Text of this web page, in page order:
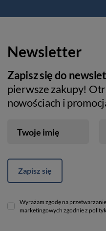
Newsletter
Zapisz się do
pierwsze zakupy!
nowościach i
Twoje imię
Zapisz się
Wyrażam zgodę na
marketingowych zgodnie z